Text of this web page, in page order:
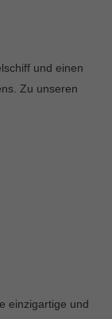
und einen
Zu unseren
einzigartige und